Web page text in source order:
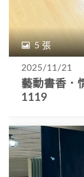
5 張
2025/11/21
藝動書香．
1119